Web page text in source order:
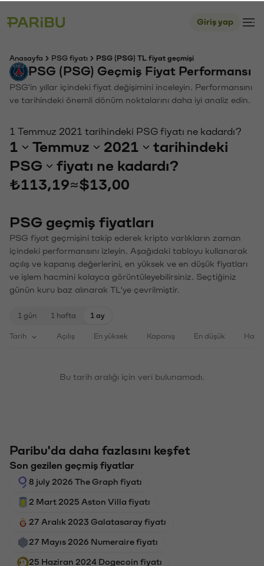
Giriş yap
Anasayfa PSG fiyatı PSG (PSG) TL fiyat geçmişi
PSG (PSG) Geçmiş Fiyat Performansı
PSG'in yıllar içindeki fiyat değişimini inceleyin. Performansını
ve tarihindeki önemli dönüm noktalarını daha iyi analiz edin.
1 Temmuz 2021 tarihindeki PSG fiyatı ne kadardı?
1 Temmuz 2021
tarihindeki
PSG
fiyatı ne kadardı?
₺113,19≈$13,00
PSG geçmiş fiyatları
PSG fiyat geçmişini takip ederek kripto varlıkların zaman
içindeki performansını izleyin. Aşağıdaki tabloyu kullanarak
açılış ve kapanış değerlerini, en yüksek ve en düşük fiyatları
ve işlem hacmini kolayca görüntüleyebilirsiniz. Seçtiğiniz
günün kuru baz alınarak TL'ye çevrilmiştir.
1 gün 1 hafta 1 ay
Tarih Açılış En yüksek Kapanış En düşük
Bu tarih aralığı için veri bulunamadı.
Paribu'da daha fazlasını keşfet
Son gezilen geçmiş fiyatlar
8 july 2026 The Graph fiyatı
2 Mart 2025 Aston Villa fiyatı
27 Aralık 2023 Galatasaray fiyatı
27 Mayıs 2026 Numeraire fiyatı
25 Haziran 2024 Dogecoin fiyatı